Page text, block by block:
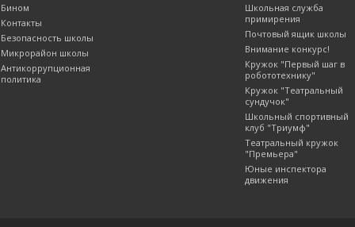
Бином
Контакты
Безопасность школы
Микрорайон школы
Антикоррупционная
политика
Школьная служба
примирения
Почтовый ящик школы
Внимание конкурс!
Кружок "Первый шаг в
робототехнику"
Кружок "Театральный
сундучок"
Школьный спортивный
клуб "Триумф"
Театральный кружок
"Премьера"
Юные инспектора
движения